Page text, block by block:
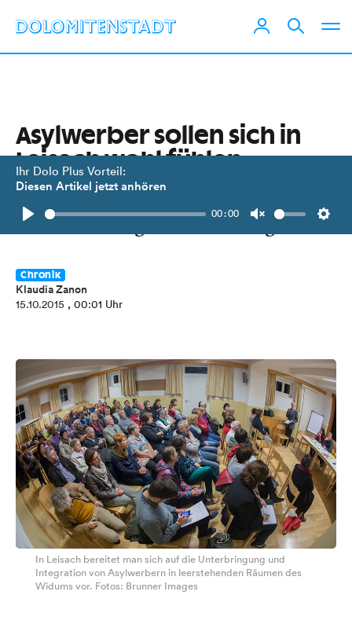
Ihr Dolo Plus Vorteil:
Diesen Artikel jetzt anhören
Play
00:00
Unmute
Asylwerber sollen sich in
Leisach wohl fühlen
Ein Dorf bereitet sich auf die Ankunft
und Betreuung von Flüchtlingen vor.
Chronik
Klaudia Zanon
15.10.2015 , 00:01 Uhr
In Leisach bereitet man sich auf die Unterbringung und
Integration von Asylwerbern in leerstehenden Räumen des
Widums vor. Fotos: Brunner Images